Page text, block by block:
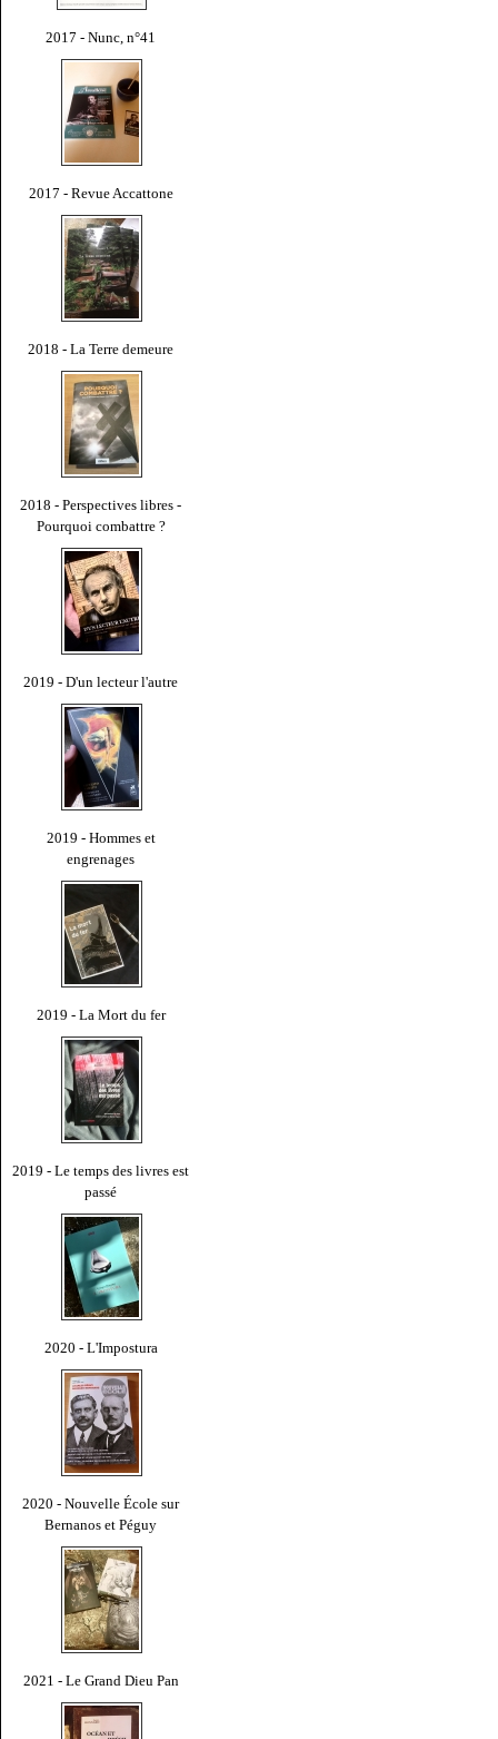
2017 - Nunc, n°41
2017 - Revue Accattone
2018 - La Terre demeure
2018 - Perspectives libres -
Pourquoi combattre ?
2019 - D'un lecteur l'autre
2019 - Hommes et
engrenages
2019 - La Mort du fer
2019 - Le temps des livres est
passé
2020 - L'Impostura
2020 - Nouvelle École sur
Bernanos et Péguy
2021 - Le Grand Dieu Pan